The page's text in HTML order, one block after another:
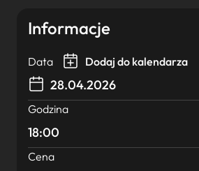
Informacje
Data Dodaj do kalendarza
28.04.2026
Godzina
18:00
Cena